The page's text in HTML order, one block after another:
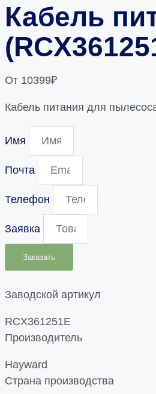
Кабель
От 10399₽
Кабель питания для
Имя
Почта
Телефон
Заявка
Заказать
Заводской артикул
RCX361251E
Производитель
Hayward
Страна производства